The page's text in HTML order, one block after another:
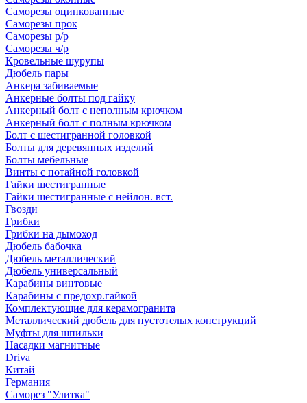
Саморезы оцинкованные
Саморезы прок
Саморезы р/р
Саморезы ч/р
Кровельные шурупы
Дюбель пары
Анкера забиваемые
Анкерные болты под гайку
Анкерный болт с неполным крючком
Анкерный болт с полным крючком
Болт с шестигранной головкой
Болты для деревянных изделий
Болты мебельные
Винты с потайной головкой
Гайки шестигранные
Гайки шестигранные с нейлон. вст.
Гвозди
Грибки
Грибки на дымоход
Дюбель бабочка
Дюбель металлический
Дюбель универсальный
Карабины винтовые
Карабины с предохр.гайкой
Комплектующие для керамогранита
Металлический дюбель для пустотелых конструкций
Муфты для шпильки
Насадки магнитные
Driva
Китай
Германия
Саморез "Улитка"